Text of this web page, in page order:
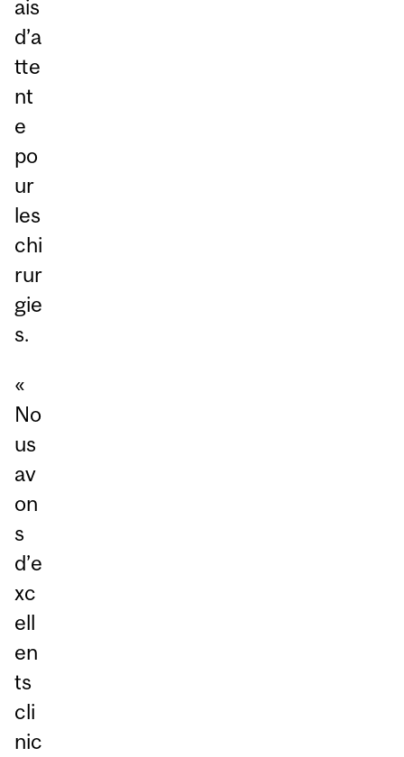
ais
d’a
tte
nt
e
po
ur
les
chi
rur
gie
s.
«
No
us
av
on
s
d’e
xc
ell
en
ts
cli
nic